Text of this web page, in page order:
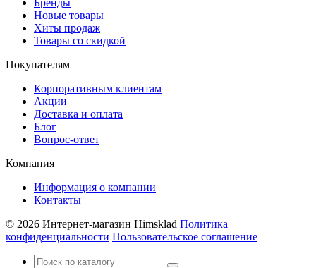
Новые товары
Хиты продаж
Товары со скидкой
Покупателям
Корпоративным клиентам
Акции
Доставка и оплата
Блог
Вопрос-ответ
Компания
Информация о компании
Контакты
© 2026 Интернет-магазин Himsklad Политика
конфиденциальности Пользовательское соглашение